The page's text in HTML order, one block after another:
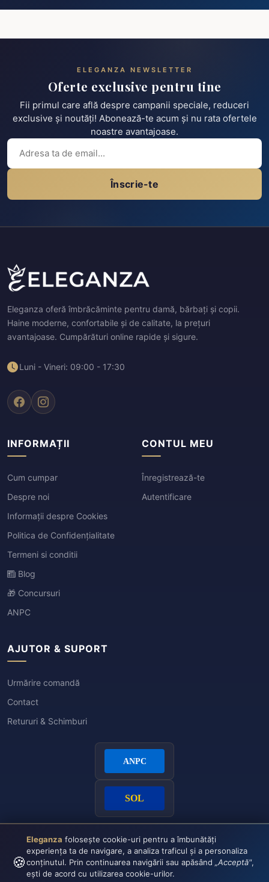
ELEGANZA NEWSLETTER
Oferte exclusive pentru tine
Fii primul care află despre campanii speciale, reduceri
exclusive și noutăți! Abonează-te acum și nu rata ofertele
noastre avantajoase.
Înscrie-te
Eleganza oferă îmbrăcăminte pentru damă, bărbați și copii.
Haine moderne, confortabile și de calitate, la prețuri
avantajoase. Cumpărături online rapide și sigure.
Luni - Vineri: 09:00 - 17:30
INFORMAȚII
Cum cumpar
Despre noi
Informații despre Cookies
Politica de Confidențialitate
Termeni si conditii
Blog
🎁 Concursuri
ANPC
CONTUL MEU
Înregistrează-te
Autentificare
AJUTOR & SUPORT
Urmărire comandă
Contact
Retururi & Schimburi
🍪
Eleganza folosește cookie-uri pentru a îmbunătăți
experiența ta de navigare, a analiza traficul și a personaliza
conținutul. Prin continuarea navigării sau apăsând „Acceptă",
ești de acord cu utilizarea cookie-urilor.